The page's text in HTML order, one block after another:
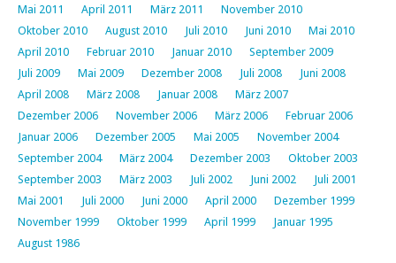
Mai 2011
April 2011 März 2011
November 2010
Oktober 2010
August 2010 Juli 2010 Juni 2010
Mai 2010
April 2010
Februar 2010 Januar 2010
September 2009
Juli 2009
Mai 2009 Dezember 2008 Juli 2008
Juni 2008
April 2008
März 2008 Januar 2008
März 2007
Dezember 2006
November 2006 März 2006
Februar 2006
Januar 2006
Dezember 2005 Mai 2005
November 2004
September 2004
März 2004 Dezember 2003
Oktober 2003
September 2003
März 2003 Juli 2002 Juni 2002
Juli 2001
Mai 2001
Juli 2000 Juni 2000 April 2000
Dezember 1999
November 1999
Oktober 1999 April 1999
Januar 1995
August 1986